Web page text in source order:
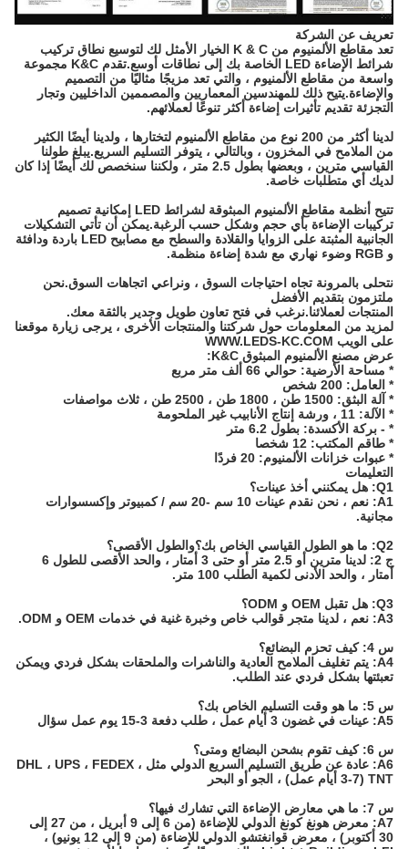
تعريف عن الشركة
تعد مقاطع الألمنيوم من K & C الخيار الأمثل لك لتوسيع نطاق تركيب
شرائط الإضاءة LED الخاصة بك إلى نطاقات أوسع.تقدم K&C مجموعة
واسعة من مقاطع الألمنيوم ، والتي تعد مزيجًا مثاليًا من التصميم
والإضاءة.يتيح ذلك للمهندسين المعماريين والمصممين الداخليين وتجار
التجزئة تقديم تأثيرات إضاءة أكثر تنوعًا لعملائهم.
لدينا أكثر من 200 نوع من مقاطع الألمنيوم لتختارها ، ولدينا أيضًا الكثير
من الملامح في المخزون ، وبالتالي ، يتوفر التسليم السريع.يبلغ طولنا
القياسي مترين ، وبعضها بطول 2.5 متر ، ولكننا سنخصص لك أيضًا إذا كان
لديك أي متطلبات خاصة.
تتيح أنظمة مقاطع الألمنيوم المبثوقة لشرائط LED إمكانية تصميم
تركيبات الإضاءة بأي حجم وشكل حسب الرغبة.يمكن أن تأتي التشكيلات
الجانبية المثبتة على الزوايا والقلادة والسطح مع مصابيح LED باردة ودافئة
و RGB وضوء نهاري مع شدة إضاءة منظمة.
نتحلى بالمرونة تجاه احتياجات السوق ، ونراعي اتجاهات السوق.نحن
ملتزمون بتقديم الأفضل
المنتجات لعملائنا.نرغب في فتح تعاون طويل وجدير بالثقة معك.
لمزيد من المعلومات حول شركتنا والمنتجات الأخرى ، يرجى زيارة موقعنا
على الويب WWW.LEDS-KC.COM
عرض مصنع الألمنيوم المبثوق K&C:
مساحة الأرضية: حوالي 66 ألف متر مربع
*العامل: 200 شخص
*آلة البثق: 1500 طن ، 1800 طن ، 2500 طن ، ثلاث مواصفات
*الآلة: 11 ، ورشة إنتاج الأنابيب غير الملحومة
*- بركة الأكسدة: بطول 6.2 متر
*طاقم المكتب: 12 شخصا
*عبوات خزانات الألمنيوم: 20 فردًا
التعليمات
Q1: هل يمكنني أخذ عينات؟
A1: نعم ، نحن نقدم عينات 10 سم -20 سم / كمبيوتر وإكسسوارات
مجانية.
Q2: ما هو الطول القياسي الخاص بك؟والطول الأقصى؟
ج 2: لدينا مترين أو 2.5 متر أو حتى 3 أمتار ، والحد الأقصى للطول 6
أمتار ، والحد الأدنى لكمية الطلب 100 متر.
Q3: هل تقبل OEM و ODM؟
A3: نعم ، لدينا متجر قوالب خاص وخبرة غنية في خدمات OEM و ODM.
س 4: كيف تحزم البضائع؟
A4: يتم تغليف الملامح العادية والناشرات والملحقات بشكل فردي ويمكن
تعبئتها بشكل فردي عند الطلب.
س 5: ما هو وقت التسليم الخاص بك؟
A5: عينات في غضون 3 أيام عمل ، طلب دفعة 3-15 يوم عمل سؤال
س 6: كيف تقوم بشحن البضائع ومتى؟
A6: عادة عن طريق التسليم السريع الدولي مثل DHL ، UPS ، FEDEX ،
TNT (3-7 أيام عمل) ، الجو أو البحر
س 7: ما هي معارض الإضاءة التي تشارك فيها؟
A7: معرض هونغ كونغ الدولي للإضاءة (من 6 إلى 9 أبريل ، من 27 إلى
30 أكتوبر) ، معرض قوانغتشو الدولي للإضاءة (من 9 إلى 12 يونيو) ،